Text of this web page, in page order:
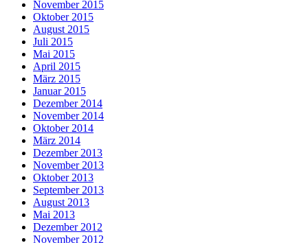
November 2015
Oktober 2015
August 2015
Juli 2015
Mai 2015
April 2015
März 2015
Januar 2015
Dezember 2014
November 2014
Oktober 2014
März 2014
Dezember 2013
November 2013
Oktober 2013
September 2013
August 2013
Mai 2013
Dezember 2012
November 2012